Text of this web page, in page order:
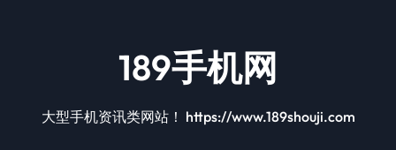
189手机网
大型手机资讯类网站！ https://www.189shouji.com